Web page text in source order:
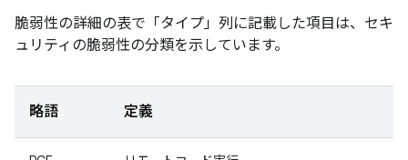
脆弱性の詳細の表で「タイプ」 列に記載した項目は、セキ
ュリティの脆弱性の分類を示しています。
略語 定義